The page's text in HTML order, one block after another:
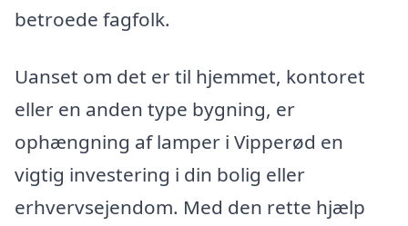
betroede fagfolk.
Uanset om det er til hjemmet, kontoret
eller en anden type bygning, er
ophængning af lamper i Vipperød en
vigtig investering i din bolig eller
erhvervsejendom. Med den rette hjælp